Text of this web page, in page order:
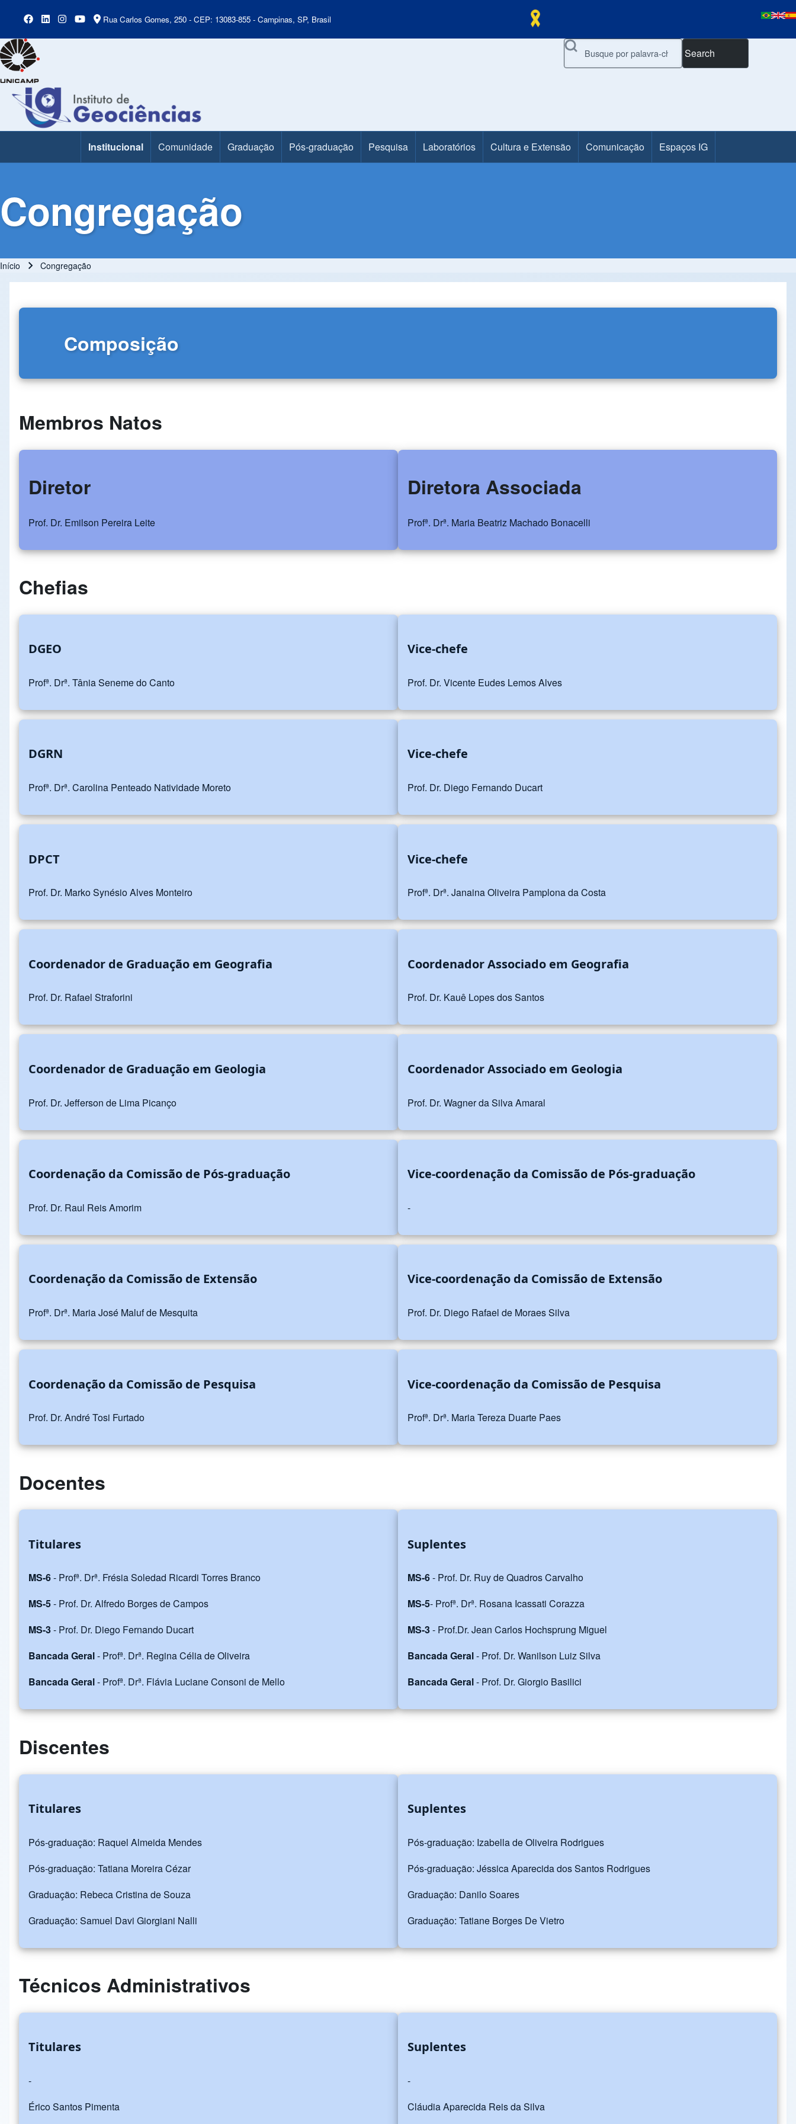
Rua Carlos Gomes, 250 - CEP: 13083-855 - Campinas, SP, Brasil
Search
Main MenuInstitucional Comunidade Graduação Pós-graduação Pesquisa Laboratórios Cultura e Extensão Comunicação Espaços IG
Congregação
Trilha de navegação
Início Congregação
Composição
Membros Natos
Diretor
Prof. Dr. Emilson Pereira Leite
Diretora Associada
Profª. Drª. Maria Beatriz Machado Bonacelli
Chefias
DGEO
Profª. Drª. Tânia Seneme do Canto
Vice-chefe
Prof. Dr. Vicente Eudes Lemos Alves
DGRN
Profª. Drª. Carolina Penteado Natividade Moreto
Vice-chefe
Prof. Dr. Diego Fernando Ducart
DPCT
Prof. Dr. Marko Synésio Alves Monteiro
Vice-chefe
Profª. Drª. Janaina Oliveira Pamplona da Costa
Coordenador de Graduação em Geografia
Prof. Dr. Rafael Straforini
Coordenador Associado em Geografia
Prof. Dr. Kauê Lopes dos Santos
Coordenador de Graduação em Geologia
Prof. Dr. Jefferson de Lima Picanço
Coordenador Associado em Geologia
Prof. Dr. Wagner da Silva Amaral
Coordenação da Comissão de Pós-graduação
Prof. Dr. Raul Reis Amorim
Vice-coordenação da Comissão de Pós-graduação
-
Coordenação da Comissão de Extensão
Profª. Drª. Maria José Maluf de Mesquita
Vice-coordenação da Comissão de Extensão
Prof. Dr. Diego Rafael de Moraes Silva
Coordenação da Comissão de Pesquisa
Prof. Dr. André Tosi Furtado
Vice-coordenação da Comissão de Pesquisa
Profª. Drª. Maria Tereza Duarte Paes
Docentes
Titulares
MS-6- Profª. Drª. Frésia Soledad Ricardi Torres Branco
MS-5- Prof. Dr. Alfredo Borges de Campos
MS-3- Prof. Dr. Diego Fernando Ducart
Bancada Geral- Profª. Drª. Regina Célia de Oliveira
Bancada Geral- Profª. Drª. Flávia Luciane Consoni de Mello
Suplentes
MS-6- Prof. Dr. Ruy de Quadros Carvalho
MS-5- Profª. Drª. Rosana Icassati Corazza
MS-3- Prof.Dr. Jean Carlos Hochsprung Miguel
Bancada Geral- Prof. Dr. Wanilson Luiz Silva
Bancada Geral- Prof. Dr. Giorgio Basilici
Discentes
Titulares
Pós-graduação: Raquel Almeida Mendes
Pós-graduação: Tatiana Moreira Cézar
Graduação: Rebeca Cristina de Souza
Graduação: Samuel Davi Giorgiani Nalli
Suplentes
Pós-graduação: Izabella de Oliveira Rodrigues
Pós-graduação: Jéssica Aparecida dos Santos Rodrigues
Graduação: Danilo Soares
Graduação: Tatiane Borges De Vietro
Técnicos Administrativos
Titulares
-
Érico Santos Pimenta
Suplentes
-
Cláudia Aparecida Reis da Silva